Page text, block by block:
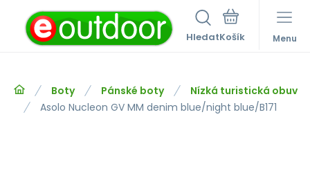
Hledat Menu
Boty Pánské boty
Nízká turistická obuv
Asolo Nucleon GV MM denim blue/night blue/B171